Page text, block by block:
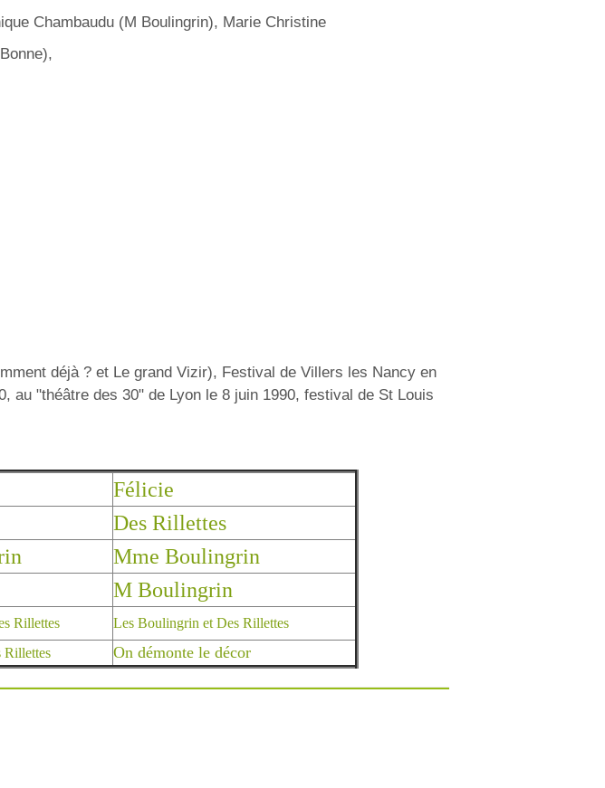
Chambaudu (M Boulingrin), Marie Christine
déjà ? et Le grand Vizir), Festival de Villers les Nancy en
au "théâtre des 30" de Lyon le 8 juin 1990, festival de St Louis
Félicie
Des Rillettes
Mme Boulingrin
M Boulingrin
Rillettes
Les Boulingrin et Des Rillettes
Rillettes On démonte le décor